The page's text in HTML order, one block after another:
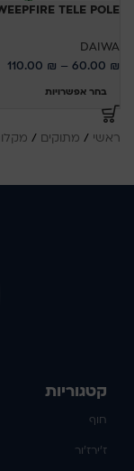
TELE POLE
DAIWA
60.00 ₪
–
110.00 ₪
בחר אפשרויות
ראשי / מתוקים /
קטגוריות
חוף
ז'ירז'ור